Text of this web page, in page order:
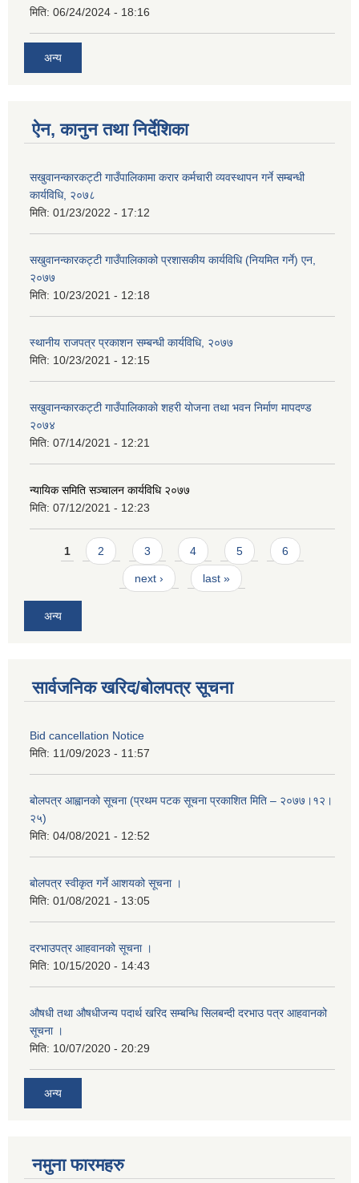
मिति: 06/24/2024 - 18:16
अन्य
ऐन, कानुन तथा निर्देशिका
सखुवानन्कारकट्टी गाउँपालिकामा करार कर्मचारी व्यवस्थापन गर्ने सम्बन्धी
कार्यविधि, २०७८
मिति: 01/23/2022 - 17:12
सखुवानन्कारकट्टी गाउँपालिकाको प्रशासकीय कार्यविधि (नियमित गर्ने) एन,
२०७७
मिति: 10/23/2021 - 12:18
स्थानीय राजपत्र प्रकाशन सम्बन्धी कार्यविधि, २०७७
मिति: 10/23/2021 - 12:15
सखुवानन्कारकट्टी गाउँपालिकाकाे शहरी योजना तथा भवन निर्माण मापदण्ड
२०७४
मिति: 07/14/2021 - 12:21
न्यायिक समिति सञ्चालन कार्यविधि २०७७
मिति: 07/12/2021 - 12:23
Pages
1 2 3 4 5 6
next › last »
अन्य
सार्वजनिक खरिद/बोलपत्र सूचना
Bid cancellation Notice
मिति: 11/09/2023 - 11:57
बोलपत्र आह्वानको सूचना (प्रथम पटक सूचना प्रकाशित मिति – २०७७।१२।
२५)
मिति: 04/08/2021 - 12:52
बोलपत्र स्वीकृत गर्ने आशयको सूचना ।
मिति: 01/08/2021 - 13:05
दरभाउपत्र आहवानको सूचना ।
मिति: 10/15/2020 - 14:43
औषधी तथा औषधीजन्य पदार्थ खरिद सम्बन्धि सिलबन्दी दरभाउ पत्र आहवानको
सूचना ।
मिति: 10/07/2020 - 20:29
अन्य
नमुना फारमहरु